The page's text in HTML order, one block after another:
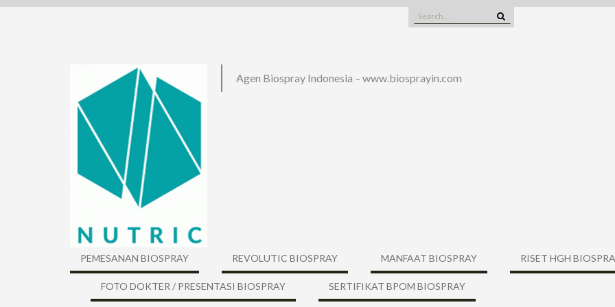
Skip
Search
for:
Agen Biospray Indonesia – www.biosprayin.com
PEMESANAN BIOSPRAY REVOLUTIC BIOSPRAY MANFAAT BIOSPRAY RISET HGH
FOTO DOKTER / PRESENTASI BIOSPRAY SERTIFIKAT BPOM BIOSPRAY